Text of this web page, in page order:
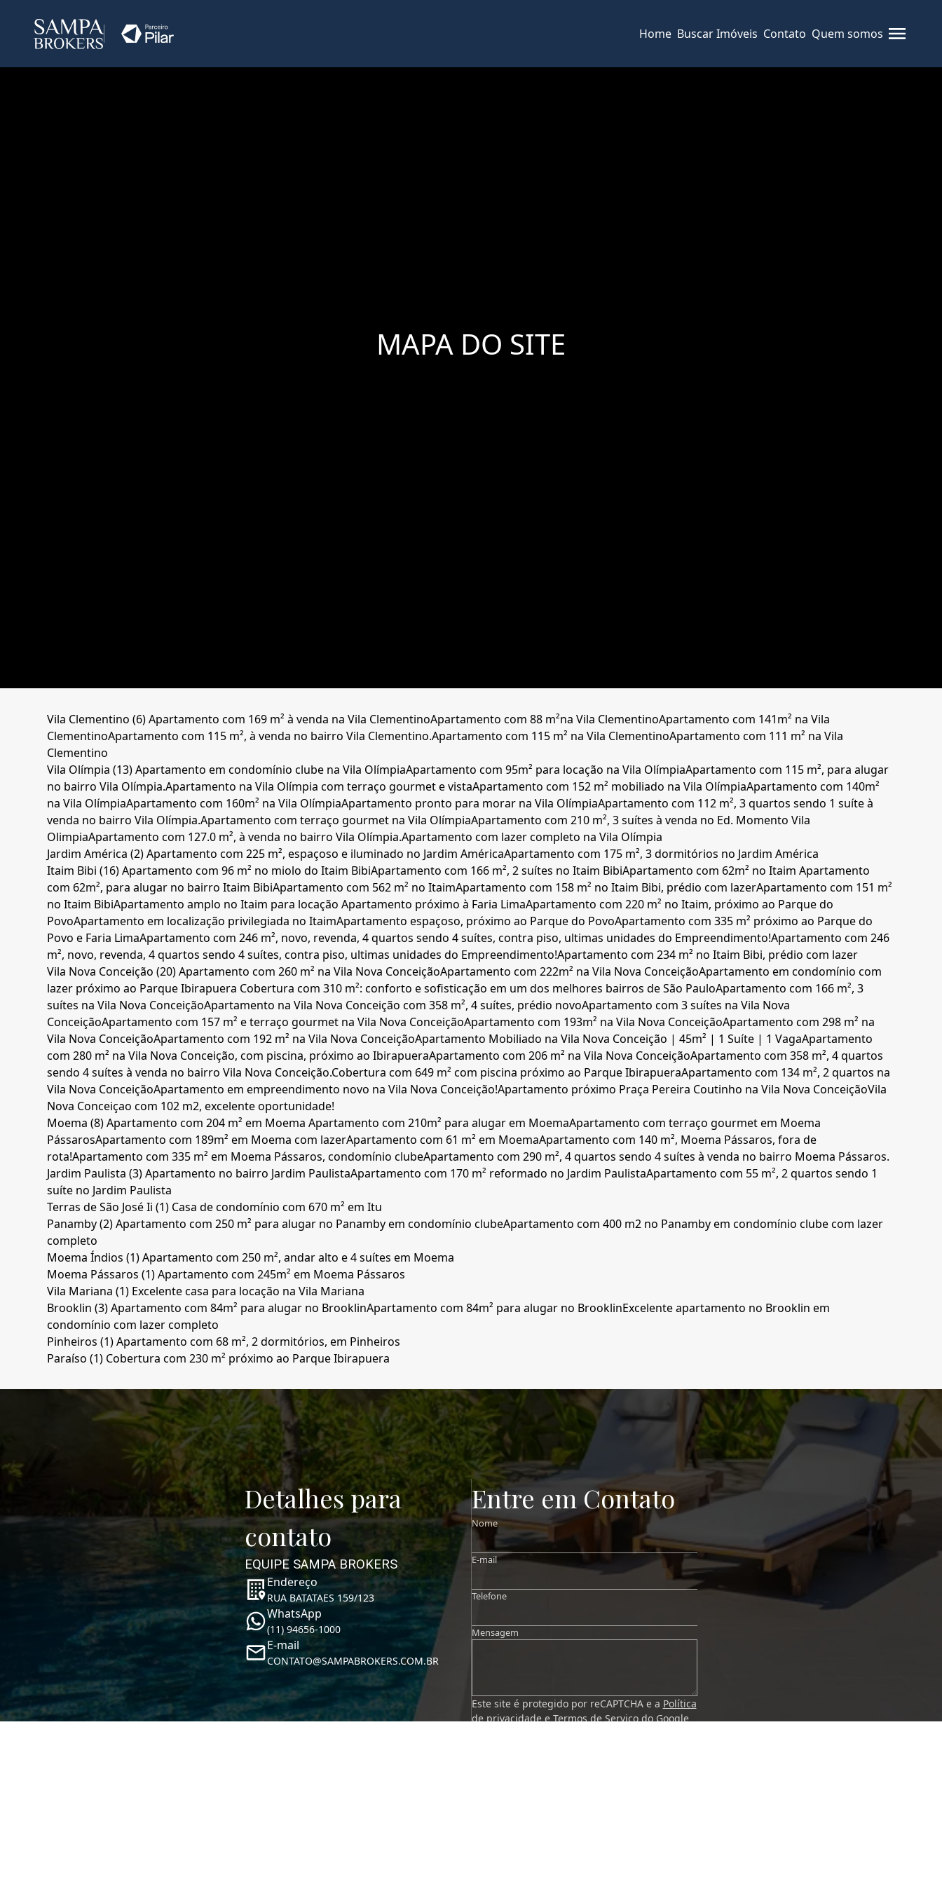
Home Buscar Imóveis Contato Quem somos
MAPA DO SITE
Vila Clementino (6)Apartamento com 169 m² à venda na Vila ClementinoApartamento com 88 m²na Vila ClementinoApartamento com 141m² na Vila
ClementinoApartamento com 115 m², à venda no bairro Vila Clementino.Apartamento com 115 m² na Vila ClementinoApartamento com 111 m² na Vila
Clementino
Vila Olímpia (13)Apartamento em condomínio clube na Vila OlímpiaApartamento com 95m² para locação na Vila OlímpiaApartamento com 115 m², para alugar
no bairro Vila Olímpia.Apartamento na Vila Olímpia com terraço gourmet e vistaApartamento com 152 m² mobiliado na Vila OlímpiaApartamento com 140m²
na Vila OlímpiaApartamento com 160m² na Vila OlímpiaApartamento pronto para morar na Vila OlímpiaApartamento com 112 m², 3 quartos sendo 1 suíte à
venda no bairro Vila Olímpia.Apartamento com terraço gourmet na Vila OlímpiaApartamento com 210 m², 3 suítes à venda no Ed. Momento Vila
OlimpiaApartamento com 127.0 m², à venda no bairro Vila Olímpia.Apartamento com lazer completo na Vila Olímpia
Jardim América (2)Apartamento com 225 m², espaçoso e iluminado no Jardim AméricaApartamento com 175 m², 3 dormitórios no Jardim América
Itaim Bibi (16)Apartamento com 96 m² no miolo do Itaim BibiApartamento com 166 m², 2 suítes no Itaim BibiApartamento com 62m² no ItaimApartamento
com 62m², para alugar no bairro Itaim BibiApartamento com 562 m² no ItaimApartamento com 158 m² no Itaim Bibi, prédio com lazerApartamento com 151 m²
no Itaim BibiApartamento amplo no Itaim para locaçãoApartamento próximo à Faria LimaApartamento com 220 m² no Itaim, próximo ao Parque do
PovoApartamento em localização privilegiada no ItaimApartamento espaçoso, próximo ao Parque do PovoApartamento com 335 m² próximo ao Parque do
Povo e Faria LimaApartamento com 246 m², novo, revenda, 4 quartos sendo 4 suítes, contra piso, ultimas unidades do Empreendimento!Apartamento com 246
m², novo, revenda, 4 quartos sendo 4 suítes, contra piso, ultimas unidades do Empreendimento!Apartamento com 234 m² no Itaim Bibi, prédio com lazer
Vila Nova Conceição (20)Apartamento com 260 m² na Vila Nova ConceiçãoApartamento com 222m² na Vila Nova ConceiçãoApartamento em condomínio com
lazer próximo ao Parque Ibirapuera Cobertura com 310 m²: conforto e sofisticação em um dos melhores bairros de São PauloApartamento com 166 m², 3
suítes na Vila Nova ConceiçãoApartamento na Vila Nova Conceição com 358 m², 4 suítes, prédio novoApartamento com 3 suítes na Vila Nova
ConceiçãoApartamento com 157 m² e terraço gourmet na Vila Nova ConceiçãoApartamento com 193m² na Vila Nova ConceiçãoApartamento com 298 m² na
Vila Nova ConceiçãoApartamento com 192 m² na Vila Nova ConceiçãoApartamento Mobiliado na Vila Nova Conceição | 45m² | 1 Suíte | 1 VagaApartamento
com 280 m² na Vila Nova Conceição, com piscina, próximo ao IbirapueraApartamento com 206 m² na Vila Nova ConceiçãoApartamento com 358 m², 4 quartos
sendo 4 suítes à venda no bairro Vila Nova Conceição.Cobertura com 649 m² com piscina próximo ao Parque IbirapueraApartamento com 134 m², 2 quartos na
Vila Nova ConceiçãoApartamento em empreendimento novo na Vila Nova Conceição!Apartamento próximo Praça Pereira Coutinho na Vila Nova ConceiçãoVila
Nova Conceiçao com 102 m2, excelente oportunidade!
Moema (8)Apartamento com 204 m² em MoemaApartamento com 210m² para alugar em MoemaApartamento com terraço gourmet em Moema
PássarosApartamento com 189m² em Moema com lazerApartamento com 61 m² em MoemaApartamento com 140 m², Moema Pássaros, fora de
rota!Apartamento com 335 m² em Moema Pássaros, condomínio clubeApartamento com 290 m², 4 quartos sendo 4 suítes à venda no bairro Moema Pássaros.
Jardim Paulista (3)Apartamento no bairro Jardim PaulistaApartamento com 170 m² reformado no Jardim PaulistaApartamento com 55 m², 2 quartos sendo 1
suíte no Jardim Paulista
Terras de São José Ii (1) Casa de condomínio com 670 m² em Itu
Panamby (2)Apartamento com 250 m² para alugar no Panamby em condomínio clubeApartamento com 400 m2 no Panamby em condomínio clube com lazer
completo
Moema Índios (1)Apartamento com 250 m², andar alto e 4 suítes em Moema
Moema Pássaros (1)Apartamento com 245m² em Moema Pássaros
Vila Mariana (1) Excelente casa para locação na Vila Mariana
Brooklin (3)Apartamento com 84m² para alugar no BrooklinApartamento com 84m² para alugar no BrooklinExcelente apartamento no Brooklin em
condomínio com lazer completo
Pinheiros (1)Apartamento com 68 m², 2 dormitórios, em Pinheiros
Paraíso (1) Cobertura com 230 m² próximo ao Parque Ibirapuera
Detalhes para
contato
EQUIPE SAMPA BROKERS
Endereço
RUA BATATAES 159/123
WhatsApp
(11) 94656-1000
E-mail
CONTATO@SAMPABROKERS.COM.BR
Entre em Contato
Nome
E-mail
Telefone
Mensagem
Este site é protegido por reCAPTCHA e a Política
de privacidadeeTermos de Serviçodo Google